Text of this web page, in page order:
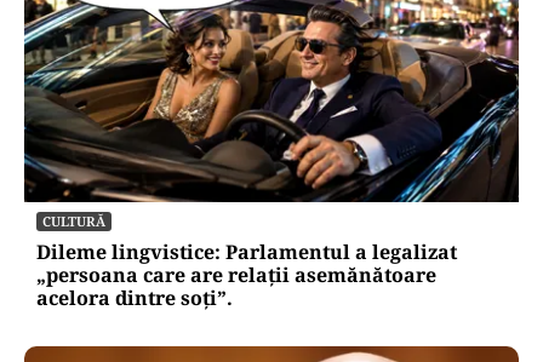
CULTURĂ
Dileme lingvistice: Parlamentul a legalizat
„persoana care are relații asemănătoare
acelora dintre soți”.